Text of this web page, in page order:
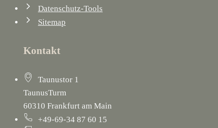
Datenschutz-Tools
Sitemap
Kontakt
Taunustor 1
TaunusTurm
60310 Frankfurt am Main
+49-69-34 87 60 15